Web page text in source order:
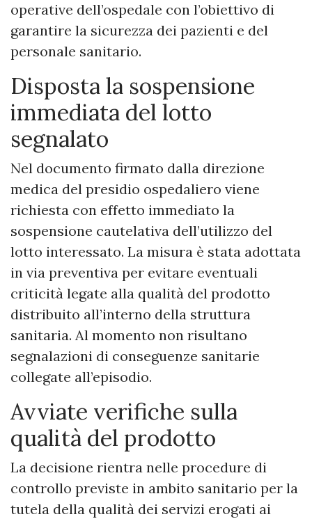
operative dell’ospedale con l’obiettivo di
garantire la sicurezza dei pazienti e del
personale sanitario.
Disposta la sospensione
immediata del lotto
segnalato
Nel documento firmato dalla direzione
medica del presidio ospedaliero viene
richiesta con effetto immediato la
sospensione cautelativa dell’utilizzo del
lotto interessato. La misura è stata adottata
in via preventiva per evitare eventuali
criticità legate alla qualità del prodotto
distribuito all’interno della struttura
sanitaria. Al momento non risultano
segnalazioni di conseguenze sanitarie
collegate all’episodio.
Avviate verifiche sulla
qualità del prodotto
La decisione rientra nelle procedure di
controllo previste in ambito sanitario per la
tutela della qualità dei servizi erogati ai